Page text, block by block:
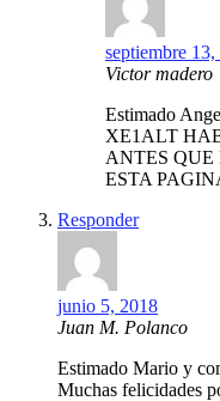
septiembre 13,
Victor madero
Estimado
XE1ALT
ANTES QUE
ESTA
Responder
junio 5, 2018
Juan M. Polanco
Estimado Mario y
Muchas felicidades